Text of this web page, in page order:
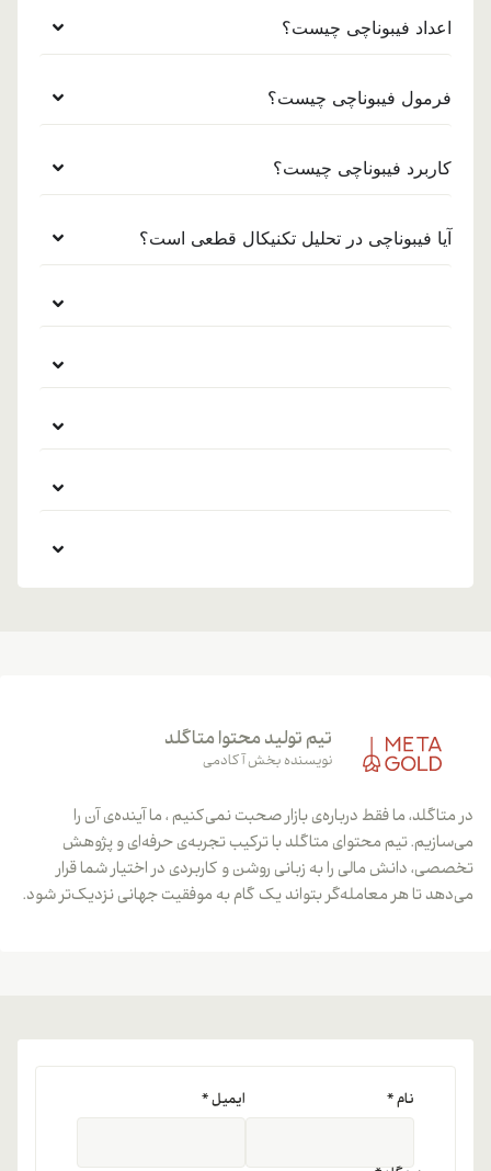
اعداد فیبوناچی چیست؟
فرمول فیبوناچی چیست؟
کاربرد فیبوناچی چیست؟
آیا فیبوناچی در تحلیل تکنیکال قطعی است؟
تیم تولید محتوا متاگلد
نویسنده بخش آکادمی
در متاگلد، ما فقط درباره‌ی بازار صحبت نمی‌کنیم ، ما آینده‌ی آن را
می‌سازیم. تیم محتوای متاگلد با ترکیب تجربه‌ی حرفه‌ای و پژوهش
تخصصی، دانش مالی را به زبانی روشن و کاربردی در اختیار شما قرار
می‌دهد تا هر معامله‌گر بتواند یک گام به موفقیت جهانی نزدیک‌تر شود.
نام* ایمیل*